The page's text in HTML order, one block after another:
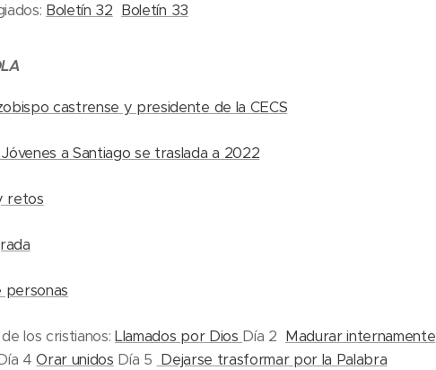
Boletín 32 Boletín 33
castrense y presidente de la CECS
a Santiago se traslada a 2022
retos
personas
los cristianos:Llamados por Dios Día 2 Madurar internamente
4Orar unidos Día 5 Dejarse trasformar por la Palabra